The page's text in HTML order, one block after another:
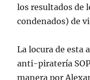
los resultados de
condenados) de
La locura de esta
anti-piratería
manera por